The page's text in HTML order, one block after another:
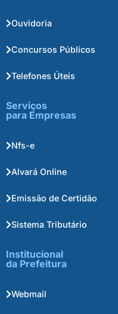
Ouvidoria
Concursos Públicos
Telefones Úteis
Serviços
para Empresas
Nfs-e
Alvará Online
Emissão de Certidão
Sistema Tributário
Institucional
da Prefeitura
Webmail